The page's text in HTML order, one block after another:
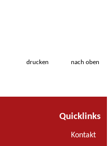
drucken nach oben
Quicklinks
Kontakt